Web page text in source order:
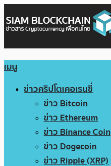
เมนู
ข่าวคริปโตเคอเรนซี่
ข่าว Bitcoin
ข่าว Ethereum
ข่าว Binance Coin
ข่าว Dogecoin
ข่าว Ripple (XRP)